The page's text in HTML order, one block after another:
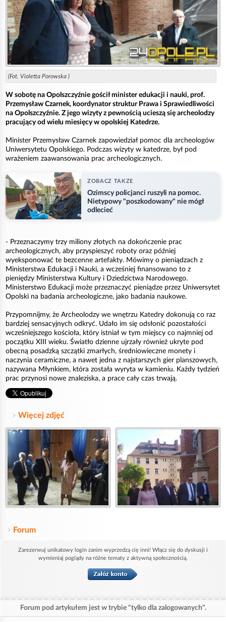
(Fot. Violetta Porowska )
W sobotę na Opolszczyźnie gościł minister edukacji i nauki, prof.
Przemysław Czarnek, koordynator struktur Prawa i Sprawiedliwości
na Opolszczyźnie. Z jego wizyty z pewnością ucieszą się archeolodzy
pracujący od wielu miesięcy w opolskiej Katedrze.
Minister Przemysław Czarnek zapowiedział pomoc dla archeologów
Uniwersytetu Opolskiego. Podczas wizyty w katedrze, był pod
wrażeniem zaawansowania prac archeologicznych.
ZOBACZ TAKZE
Ozimscy policjanci ruszyli na pomoc.
Nietypowy "poszkodowany" nie mógł
odlecieć
- Przeznaczymy trzy miliony złotych na dokończenie prac
archeologicznych, aby przyspieszyć roboty oraz później
wyeksponować te bezcenne artefakty. Mówimy o pieniądzach z
Ministerstwa Edukacji i Nauki, a wcześniej finansowano to z
pieniędzy Ministerstwa Kultury i Dziedzictwa Narodowego.
Ministerstwo Edukacji może przeznaczyć pieniądze przez Uniwersytet
Opolski na badania archeologiczne, jako badania naukowe.
Przypomnijmy, że Archeolodzy we wnętrzu Katedry dokonują co raz
bardziej sensacyjnych odkryć. Udało im się odsłonić pozostałości
wcześniejszego kościoła, który istniał w tym miejscy co najmniej od
początku XIII wieku. Światło dzienne ujrzały również ukryte pod
obecną posadzką szczątki zmarłych, średniowieczne monety i
naczynia ceramiczne, a nawet jedna z najstarszych gier planszowych,
nazywana Młynkiem, która została wyryta w kamieniu. Każdy tydzień
prac przynosi nowe znaleziska, a prace cały czas trwają.
Więcej zdjęć
Forum
Zarezerwuj unikatowy login zanim wyprzedzą cię inni! Włącz się do dyskusji i
wymieniaj poglądy na różne tematy z aktywną społecznością.
Forum pod artykułem jest w trybie "tylko dla zalogowanych".